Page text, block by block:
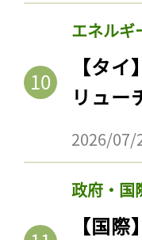
エネルギ
【タ
リュー
2026/07/
政府・国
【国